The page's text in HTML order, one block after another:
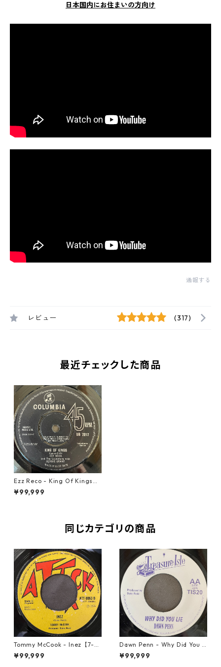
日本国内にお住まいの方向け
通報する
レビュー (317)
最近チェックした商品
Ezz Reco - King Of Kings
【7-21944】
¥99,999
同じカテゴリの商品
Tommy McCook - Inez【7-21
840】
¥99,999
Dawn Penn - Why Did You Li
e【7-21938】
¥99,999